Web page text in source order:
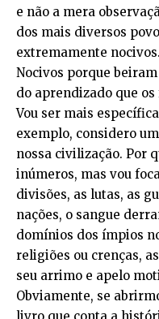
e não a mera
dos mais diversos
extremamente nocivos.
Nocivos porque
do aprendizado que
Vou ser mais
exemplo, considero
nossa civilização. Por
inúmeros, mas vou
divisões, as lutas, as
nações, o sangue
domínios dos ímpios
religiões ou crenças,
seu arrimo e apelo
Obviamente, se